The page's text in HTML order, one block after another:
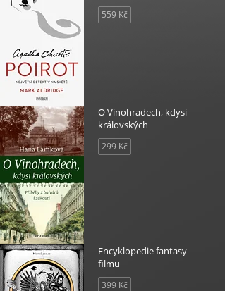
559 Kč
O Vinohradech, kdysi
královských
299 Kč
Encyklopedie fantasy
filmu
399 Kč